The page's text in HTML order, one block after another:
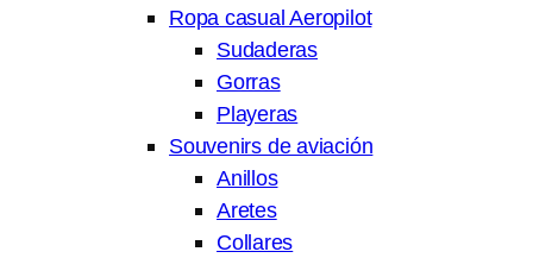
Ropa casual Aeropilot
Sudaderas
Gorras
Playeras
Souvenirs de aviación
Anillos
Aretes
Collares